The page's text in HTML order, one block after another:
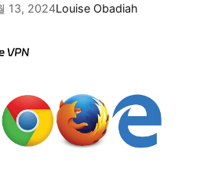
13, 2024Louise Obadiah